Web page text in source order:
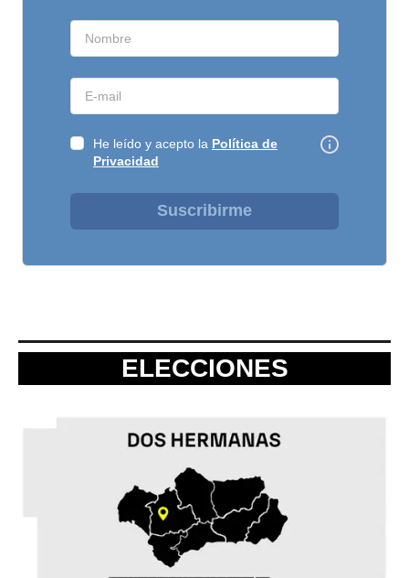
He leído y acepto la Política de
Privacidad
Suscribirme
ELECCIONES